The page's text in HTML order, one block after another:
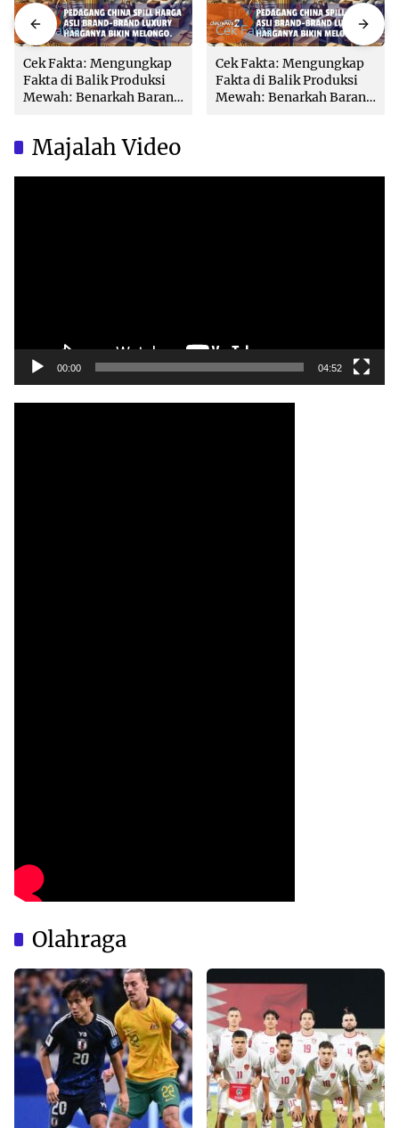
Cek Fakta
Cek Fakta: Mengungkap
Fakta di Balik Produksi
Mewah: Benarkah Barang
Cek Fakta
Cek Fakta: Mengungkap
Fakta di Balik Produksi
Mewah: Benarkah Barang
Majalah Video
00:00 04:52
Olahraga